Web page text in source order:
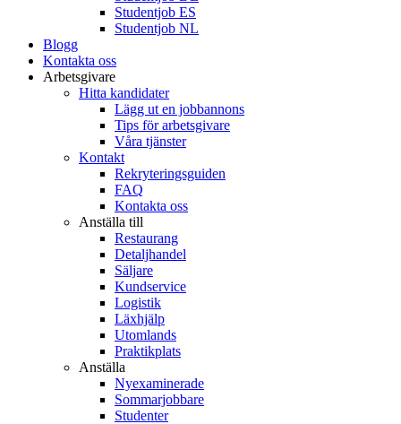
Studentjob ES
Studentjob NL
Blogg
Kontakta oss
Arbetsgivare
Hitta kandidater
Lägg ut en jobbannons
Tips för arbetsgivare
Våra tjänster
Kontakt
Rekryteringsguiden
FAQ
Kontakta oss
Anställa till
Restaurang
Detaljhandel
Säljare
Kundservice
Logistik
Läxhjälp
Utomlands
Praktikplats
Anställa
Nyexaminerade
Sommarjobbare
Studenter